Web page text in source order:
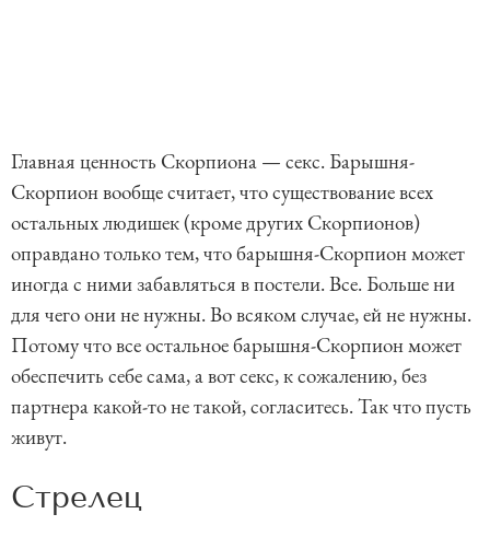
Главная ценность Скорпиона — секс. Барышня-
Скорпион вообще считает, что существование всех
остальных людишек (кроме других Скорпионов)
оправдано только тем, что барышня-Скорпион может
иногда с ними забавляться в постели. Все. Больше ни
для чего они не нужны. Во всяком случае, ей не нужны.
Потому что все остальное барышня-Скорпион может
обеспечить себе сама, а вот секс, к сожалению, без
партнера какой-то не такой, согласитесь. Так что пусть
живут.
Стрелец